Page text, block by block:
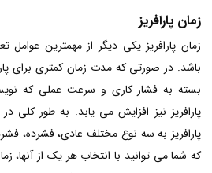
زمان پارافریز
زمان پارافریز یکی دیگر از مهمترین عوامل
باشد. در صورتی که مدت زمان کمتری برای
بسته به فشار کاری و سرعت عملی که
پارافریز نیز افزایش می یابد. به طور کلی
پارافریز به سه نوع مختلف عادی، فشرده،
که شما می توانید با انتخاب هر یک از آنها،